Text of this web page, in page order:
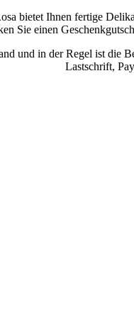
bietet Ihnen fertige
Sie einen
und in der Regel ist die
Lastschrift,